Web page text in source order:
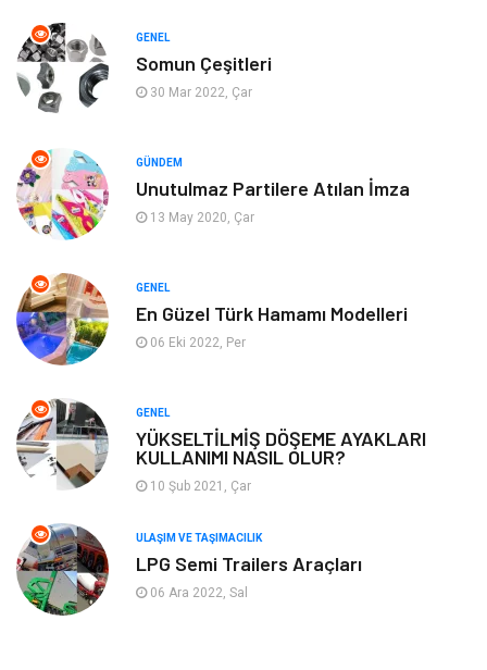
Eğitim & Kariyer
Alışveriş
Organizasyon Mobilya
Tatil Finans & Ekonomi
Turizm
Aksesuar
Plastik
Ambalaj Eğlence
Pazarlama
GENEL
Somun Çeşitleri
30 Mar 2022, Çar
GÜNDEM
Unutulmaz Partilere Atılan İmza
13 May 2020, Çar
GENEL
En Güzel Türk Hamamı Modelleri
06 Eki 2022, Per
GENEL
YÜKSELTİLMİŞ DÖŞEME AYAKLARI
KULLANIMI NASIL OLUR?
10 Şub 2021, Çar
ULAŞIM VE TAŞIMACILIK
LPG Semi Trailers Araçları
06 Ara 2022, Sal